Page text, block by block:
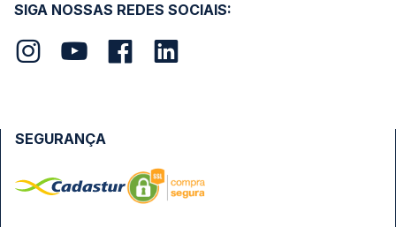
SIGA NOSSAS REDES SOCIAIS:
SEGURANÇA